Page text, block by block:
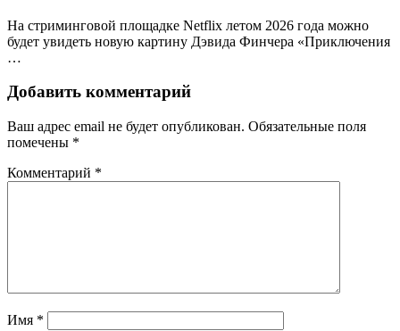
На стриминговой площадке Netflix летом 2026 года можно
будет увидеть новую картину Дэвида Финчера «Приключения
…
Добавить комментарий
Ваш адрес email не будет опубликован. Обязательные поля
помечены *
Комментарий *
Имя *